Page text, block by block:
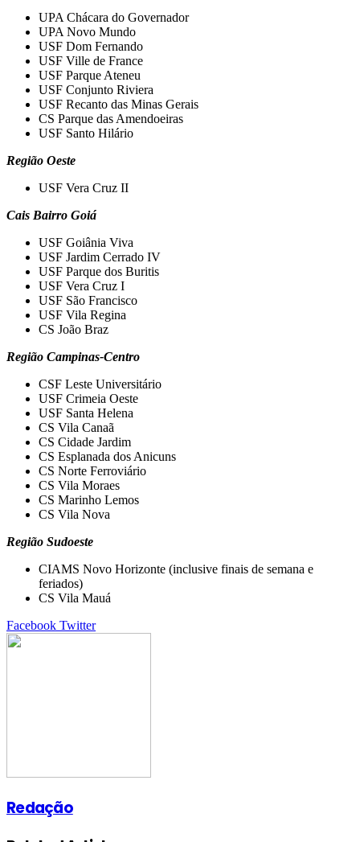
UPA Chácara do Governador
UPA Novo Mundo
USF Dom Fernando
USF Ville de France
USF Parque Ateneu
USF Conjunto Riviera
USF Recanto das Minas Gerais
CS Parque das Amendoeiras
USF Santo Hilário
Região Oeste
USF Vera Cruz II
Cais Bairro Goiá
USF Goiânia Viva
USF Jardim Cerrado IV
USF Parque dos Buritis
USF Vera Cruz I
USF São Francisco
USF Vila Regina
CS João Braz
Região Campinas-Centro
CSF Leste Universitário
USF Crimeia Oeste
USF Santa Helena
CS Vila Canaã
CS Cidade Jardim
CS Esplanada dos Anicuns
CS Norte Ferroviário
CS Vila Moraes
CS Marinho Lemos
CS Vila Nova
Região Sudoeste
CIAMS Novo Horizonte (inclusive finais de semana e
feriados)
CS Vila Mauá
Facebook TwitterGoogle+
LinkedIn
StumbleUpon
Tumblr
Pinterest
Reddit
VKontakte
Share
Print
Redação